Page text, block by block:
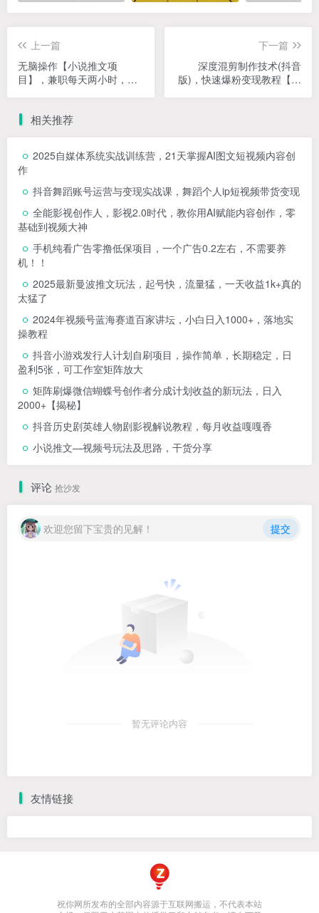
上一篇
无脑操作【小说推文项
目】，兼职每天两小时，日
【揭秘】
下一篇
深度混剪制作技术(抖音
版)，快速爆粉变现教程【复
相关推荐
2025自媒体系统实战训练营，21天掌握AI图文短视频内容创
作
抖音舞蹈账号运营与变现实战课，舞蹈个人ip短视频带货变现
全能影视创作人，影视2.0时代，教你用AI赋能内容创作，​零
基础到视频大神
手机纯看广告零撸低保项目，一个广告0.2左右，不需要养
机！！
2025最新曼波推文玩法，起号快，流量猛，一天收益1k+真的
太猛了
2024年视频号蓝海赛道百家讲坛，小白日入1000+，落地实
操教程
抖音小游戏发行人计划自刷项目，操作简单，长期稳定，日
盈利5张，可工作室矩阵放大
矩阵刷爆微信蝴蝶号创作者分成计划收益的新玩法，日入
2000+【揭秘】
抖音历史剧英雄人物剧影视解说教程，每月收益嘎嘎香
小说推文—视频号玩法及思路，干货分享
评论 抢沙发
欢迎您留下宝贵的见解！ 提交
暂无评论内容
友情链接
祝你网所发布的全部内容源于互联网搬运，不代表本站